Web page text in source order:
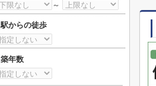
～
駅からの徒歩
築年数